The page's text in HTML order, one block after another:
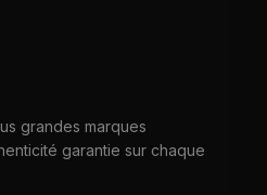
grandes marques
garantie sur chaque